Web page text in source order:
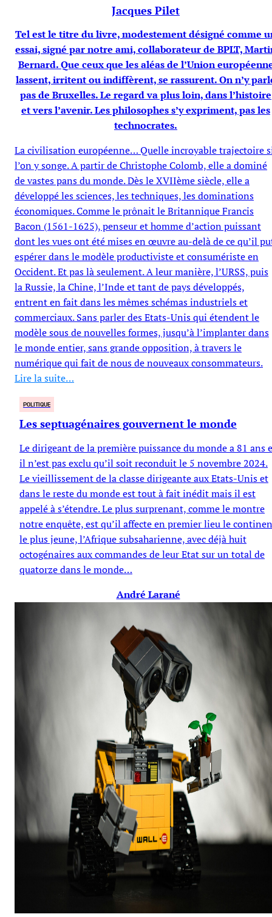
Jacques Pilet
Tel est le titre du livre, modestement désigné comme
essai, signé par notre ami, collaborateur de BPLT,
Bernard. Que ceux que les aléas de l’Union
lassent, irritent ou indiffèrent, se rassurent. On n’y
pas de Bruxelles. Le regard va plus loin, dans l’histoire
et vers l’avenir. Les philosophes s’y expriment, pas les
technocrates.
La civilisation européenne… Quelle incroyable trajectoire
l’on y songe. A partir de Christophe Colomb, elle a dominé
de vastes pans du monde. Dès le XVIIème siècle, elle a
développé les sciences, les techniques, les dominations
économiques. Comme le prônait le Britannique Francis
Bacon (1561-1625), penseur et homme d’action puissant
dont les vues ont été mises en œuvre au-delà de ce qu’il
espérer dans le modèle productiviste et consumériste en
Occident. Et pas là seulement. A leur manière, l’URSS, puis
la Russie, la Chine, l’Inde et tant de pays développés,
entrent en fait dans les mêmes schémas industriels et
commerciaux. Sans parler des Etats-Unis qui étendent le
modèle sous de nouvelles formes, jusqu’à l’implanter dans
le monde entier, sans grande opposition, à travers le
numérique qui fait de nous de nouveaux consommateurs.
Lire la suite…
POLITIQUE
Les septuagénaires gouvernent le monde
Le dirigeant de la première puissance du monde a 81 ans
il n’est pas exclu qu’il soit reconduit le 5 novembre 2024.
Le vieillissement de la classe dirigeante aux Etats-Unis et
dans le reste du monde est tout à fait inédit mais il est
appelé à s’étendre. Le plus surprenant, comme le montre
notre enquête, est qu’il affecte en premier lieu le
le plus jeune, l’Afrique subsaharienne, avec déjà huit
octogénaires aux commandes de leur Etat sur un total de
quatorze dans le monde…
André Larané